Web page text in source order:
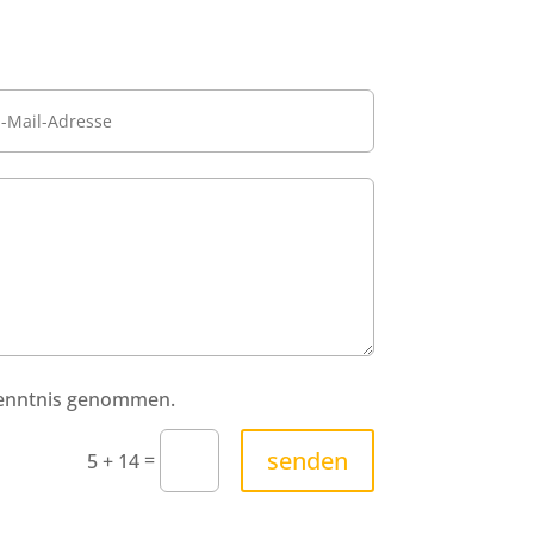
genommen.
5 + 14= senden